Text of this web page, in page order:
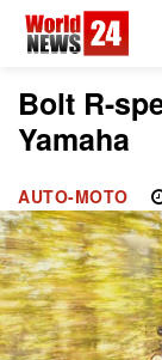
Bolt R-
Yamaha
AUTO-MOTO